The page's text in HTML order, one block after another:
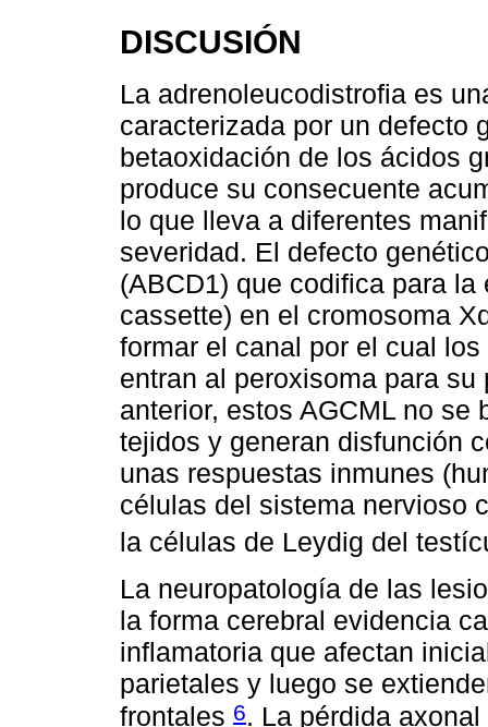
DISCUSIÓN
La adrenoleucodistrofia es
caracterizada por un defecto
betaoxidación de los ácidos
produce su consecuente
lo que lleva a diferentes
severidad. El defecto
(ABCD1) que codifica para
cassette) en el cromosoma
formar el canal por el cual
entran al peroxisoma para
anterior, estos AGCML no
tejidos y generan disfunción
unas respuestas inmunes
células del sistema nervioso
la células de Leydig del
La neuropatología de las
la forma cerebral evidencia
inflamatoria que afectan
parietales y luego se
frontales 6. La pérdida